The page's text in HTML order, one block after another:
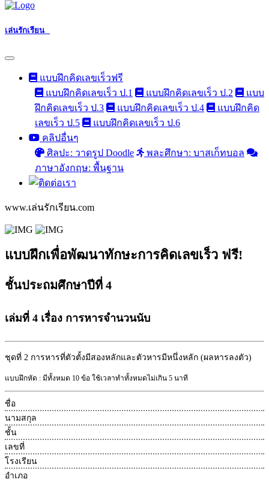
เล่นรักเรียน
แบบฝึกคิดเลขเร็วฟรี
แบบฝึกคิดเลขเร็ว ป.1
แบบฝึกคิดเลขเร็ว ป.2
แบบ
ฝึกคิดเลขเร็ว ป.3
แบบฝึกคิดเลขเร็ว ป.4
แบบฝึกคิด
เลขเร็ว ป.5
แบบฝึกคิดเลขเร็ว ป.6
คลิปอื่นๆ
ศิลปะ: วาดรูป Doodle
พละศึกษา: บาสเก็ทบอล
ภาษาอังกฤษ: พื้นฐาน
www.เล่นรักเรียน.com
แบบฝึกเพื่อพัฒนาทักษะการคิดเลขเร็ว ฟรี!
ชั้นประถมศึกษาปีที่ 4
เล่มที่ 4 เรื่อง การหารจำนวนนับ
ชุดที่ 2 การหารที่ตัวตั้งมีสองหลักและตัวหารมีหนึ่งหลัก (ผลหารลงตัว)
แบบฝึกหัด : มีทั้งหมด 10 ข้อ ใช้เวลาทำทั้งหมดไม่เกิน 5 นาที
ชื่อ
นามสกุล
ชั้น
เลขที่
โรงเรียน
อำเภอ